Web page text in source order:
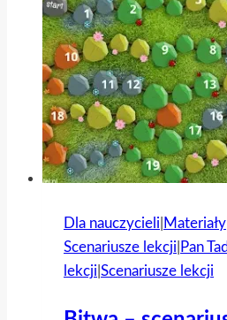
Dla nauczycieli Materiały
Scenariusze lekcji Pan
lekcji Scenariusze lekcji